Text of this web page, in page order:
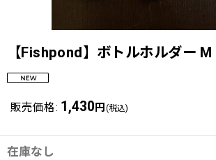
【Fishpond】ボトルホルダー M
販売価格: 1,430 円 (税込)
在庫なし